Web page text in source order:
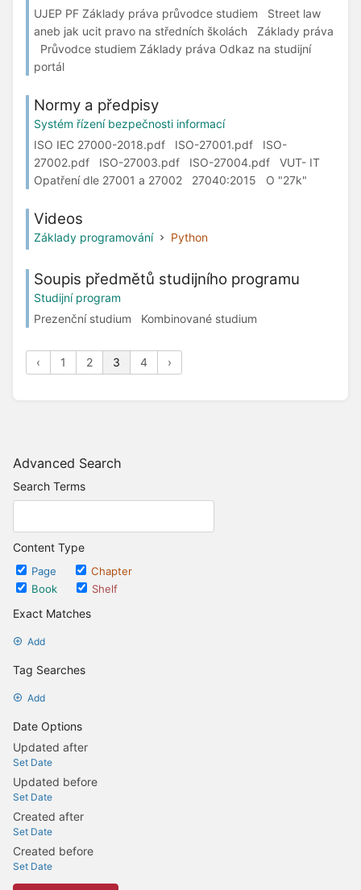
Advanced Search
Search Terms
Content Type
Page
Chapter
Book
Shelf
Exact Matches
Add
Tag Searches
Add
Date Options
Updated after
Set Date
Updated before
Set Date
Created after
Set Date
Created before
Set Date
UJEP PF Základy práva průvodce studiem Street law
aneb jak ucit pravo na středních školách Základy práva
Průvodce studiem Základy práva Odkaz na studijní
portál
Normy a předpisy
Systém řízení bezpečnosti informací
ISO IEC 27000-2018.pdf ISO-27001.pdf ISO-
27002.pdf ISO-27003.pdf ISO-27004.pdf VUT- IT
Opatření dle 27001 a 27002 27040:2015 O "27k"
Videos
Základy programování Python
Soupis předmětů studijního programu
Studijní program
Prezenční studium Kombinované studium
‹ 1 2 3 4 ›